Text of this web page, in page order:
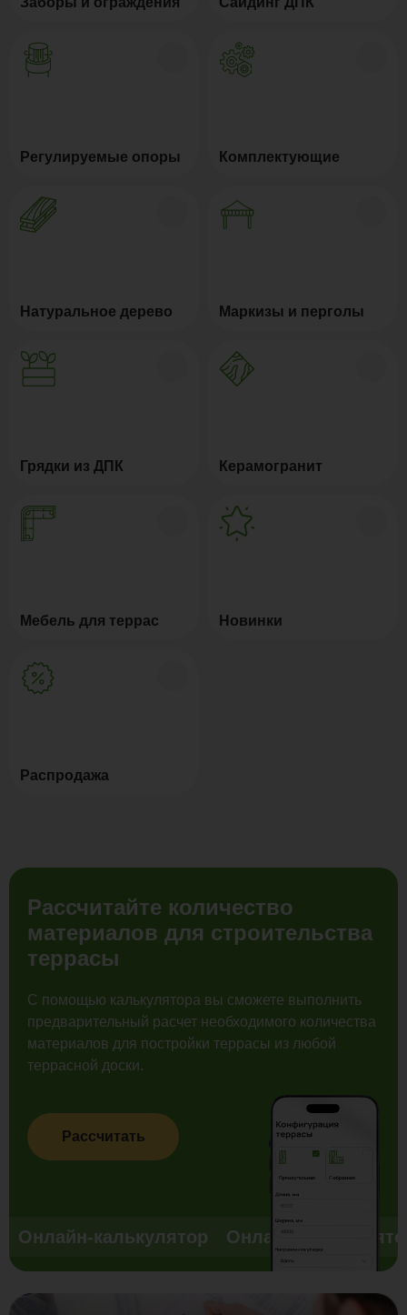
Регулируемые опоры Комплектующие
Натуральное дерево Маркизы и перголы
Грядки из ДПК Керамогранит
Мебель для террас Новинки
Распродажа
Рассчитайте количество
материалов для строительства
террасы
С помощью калькулятора вы сможете выполнить
предварительный расчет необходимого количества
материалов для постройки террасы из любой
террасной доски.
Рассчитать
Онлайн-калькулятор Онлайн-